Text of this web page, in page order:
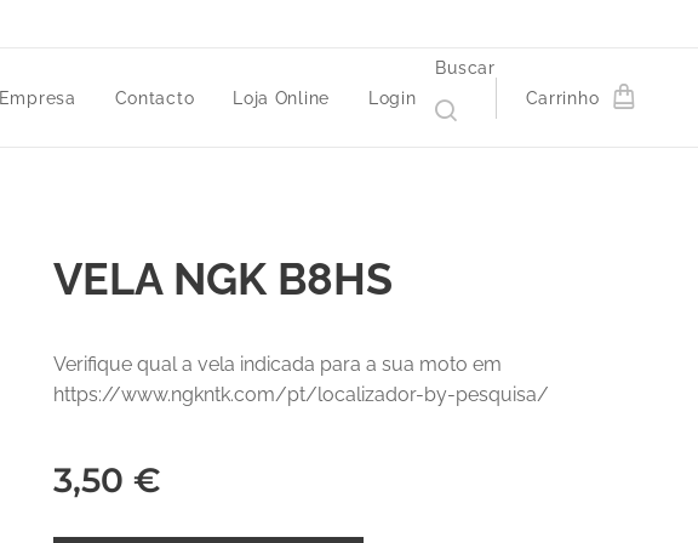
Empresa Contacto Loja Online Login
Buscar
Carrinho
VELA NGK B8HS
Verifique qual a vela indicada para a sua moto em
https://www.ngkntk.com/pt/localizador-by-pesquisa/
3,50 €